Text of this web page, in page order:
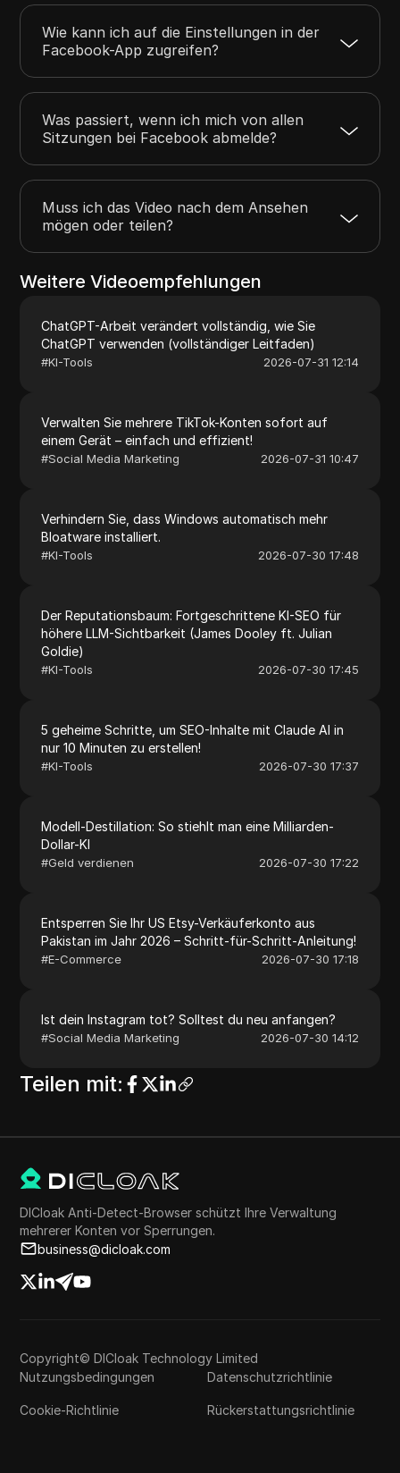
Wie kann ich auf die Einstellungen in der
Facebook-App zugreifen?
Was passiert, wenn ich mich von allen
Sitzungen bei Facebook abmelde?
Muss ich das Video nach dem Ansehen
mögen oder teilen?
Weitere Videoempfehlungen
ChatGPT-Arbeit verändert vollständig, wie Sie
ChatGPT verwenden (vollständiger Leitfaden)
#KI-Tools 2026-07-31 12:14
Verwalten Sie mehrere TikTok-Konten sofort auf
einem Gerät – einfach und effizient!
#Social Media Marketing 2026-07-31 10:47
Verhindern Sie, dass Windows automatisch mehr
Bloatware installiert.
#KI-Tools 2026-07-30 17:48
Der Reputationsbaum: Fortgeschrittene KI-SEO für
höhere LLM-Sichtbarkeit (James Dooley ft. Julian
Goldie)
#KI-Tools 2026-07-30 17:45
5 geheime Schritte, um SEO-Inhalte mit Claude AI in
nur 10 Minuten zu erstellen!
#KI-Tools 2026-07-30 17:37
Modell-Destillation: So stiehlt man eine Milliarden-
Dollar-KI
#Geld verdienen 2026-07-30 17:22
Entsperren Sie Ihr US Etsy-Verkäuferkonto aus
Pakistan im Jahr 2026 – Schritt-für-Schritt-Anleitung!
#E-Commerce 2026-07-30 17:18
Ist dein Instagram tot? Solltest du neu anfangen?
#Social Media Marketing 2026-07-30 14:12
Teilen mit:
DICloak Anti-Detect-Browser schützt Ihre Verwaltung
mehrerer Konten vor Sperrungen.
business@dicloak.com
Copyright© DICloak Technology Limited
Nutzungsbedingungen
Datenschutzrichtlinie
Cookie-Richtlinie Rückerstattungsrichtlinie